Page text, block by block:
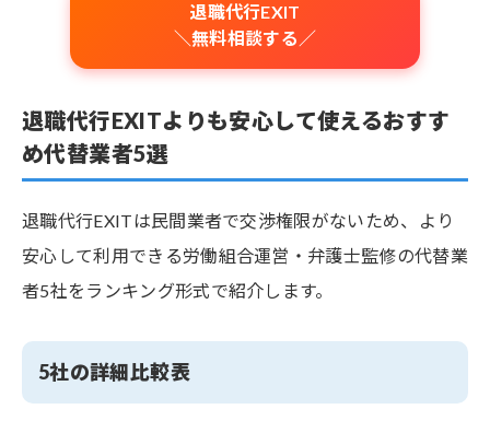
退職代行EXIT
＼無料相談する／
退職代行EXITよりも安心して使えるおすす
め代替業者5選
退職代行EXITは民間業者で交渉権限がないため、より
安心して利用できる労働組合運営・弁護士監修の代替業
者5社をランキング形式で紹介します。
5社の詳細比較表